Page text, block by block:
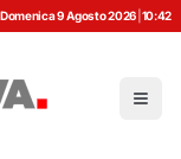
Domenica 9 Agosto 2026 10:42